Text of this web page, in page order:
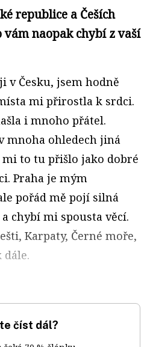
republice a Češích
naopak chybí z vaší
v Česku, jsem hodně
mi přirostla k srdci.
i mnoho přátel.
mnoha ohledech jiná
mi to tu přišlo jako dobré
Praha je mým
pořád mě pojí silná
chybí mi spousta věcí.
Karpaty, Černé moře,
číst dál?